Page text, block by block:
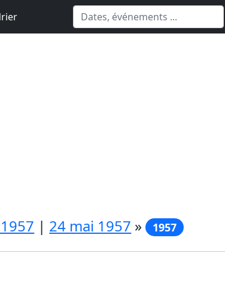
| 24 mai 1957 » 1957